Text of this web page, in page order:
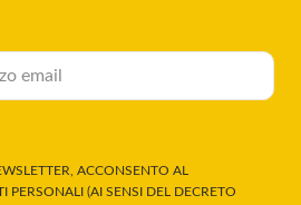
ACCONSENTO AL
PERSONALI (AI SENSI DEL DECRETO